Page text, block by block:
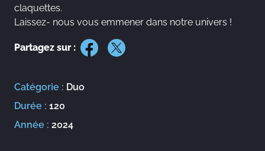
claquettes.
Laissez- nous vous emmener dans notre univers !
Partagez sur :
Catégorie : Duo
Durée : 120
Année : 2024